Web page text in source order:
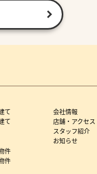
て
て
件
件
会社情報
店舗・アクセス
スタッフ紹介
お知らせ